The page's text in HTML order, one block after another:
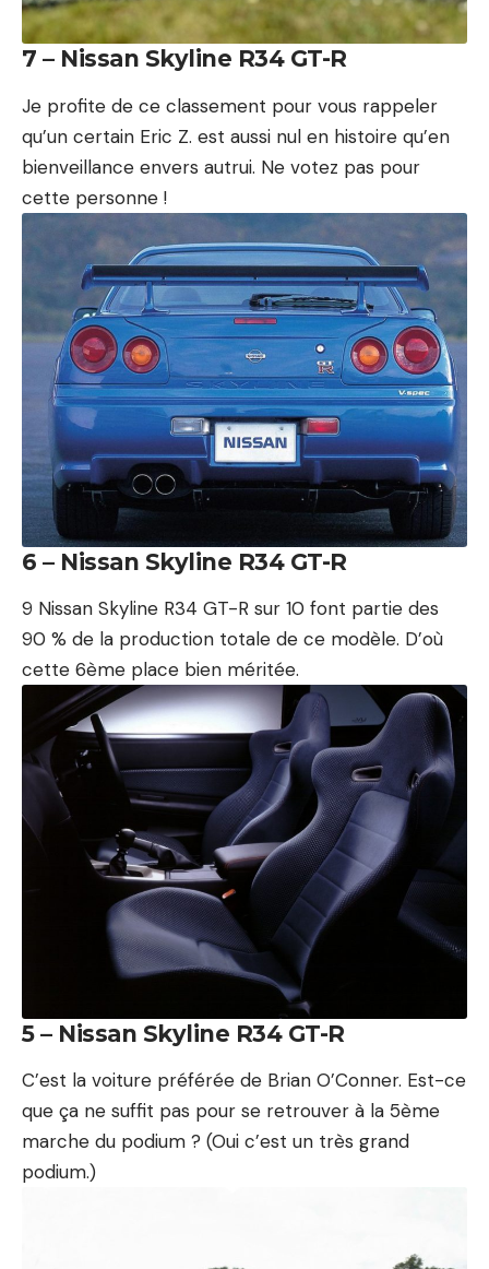
7 – Nissan Skyline R34 GT-R
Je profite de ce classement pour vous rappeler
qu’un certain Eric Z. est aussi nul en histoire qu’en
bienveillance envers autrui. Ne votez pas pour
cette personne !
6 – Nissan Skyline R34 GT-R
9 Nissan Skyline R34 GT-R sur 10 font partie des
90 % de la production totale de ce modèle. D’où
cette 6ème place bien méritée.
5 – Nissan Skyline R34 GT-R
C’est la voiture préférée de Brian O’Conner. Est-ce
que ça ne suffit pas pour se retrouver à la 5ème
marche du podium ? (Oui c’est un très grand
podium.)